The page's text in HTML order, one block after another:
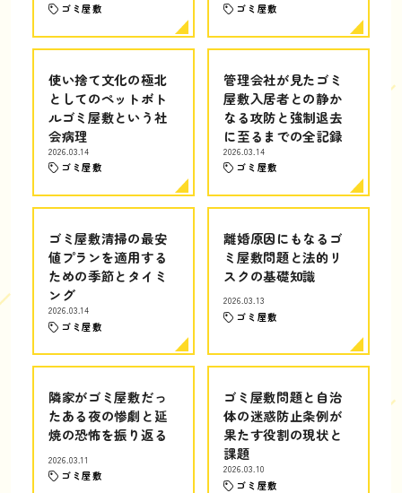
ゴミ屋敷 ゴミ屋敷
使い捨て文化の極北
としてのペットボト
ルゴミ屋敷という社
会病理
2026.03.14
ゴミ屋敷
管理会社が見たゴミ
屋敷入居者との静か
なる攻防と強制退去
に至るまでの全記録
2026.03.14
ゴミ屋敷
ゴミ屋敷清掃の最安
値プランを適用する
ための季節とタイミ
ング
2026.03.14
ゴミ屋敷
離婚原因にもなるゴ
ミ屋敷問題と法的リ
スクの基礎知識
2026.03.13
ゴミ屋敷
隣家がゴミ屋敷だっ
たある夜の惨劇と延
焼の恐怖を振り返る
2026.03.11
ゴミ屋敷
ゴミ屋敷問題と自治
体の迷惑防止条例が
果たす役割の現状と
課題
2026.03.10
ゴミ屋敷